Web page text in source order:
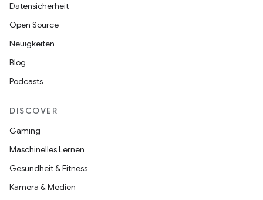
Datensicherheit
Open Source
Neuigkeiten
Blog
Podcasts
DISCOVER
Gaming
Maschinelles Lernen
Gesundheit & Fitness
Kamera & Medien